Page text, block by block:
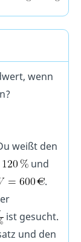
wenn
weißt den
und
.
ist gesucht.
und den